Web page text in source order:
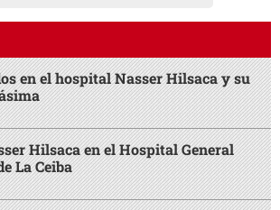
en el hospital Nasser Hilsaca y su
Hilsaca en el Hospital General
La Ceiba